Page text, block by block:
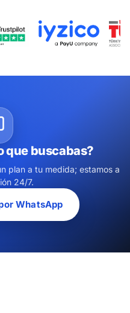
que buscabas?
plan a tu medida; estamos a
24/7.
WhatsApp